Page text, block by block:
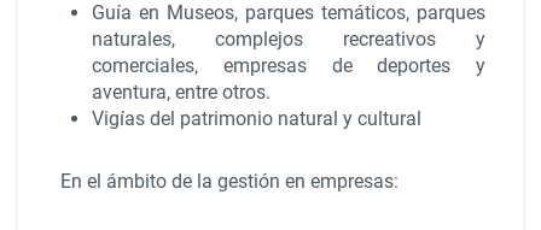
Guía en Museos, parques temáticos, parques
naturales, complejos recreativos y
comerciales, empresas de deportes y
aventura, entre otros.
Vigías del patrimonio natural y cultural
En el ámbito de la gestión en empresas: